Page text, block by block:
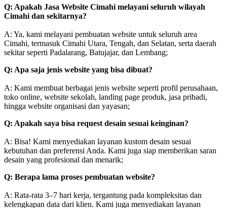
Q: Apakah Jasa Website Cimahi melayani seluruh wilayah
Cimahi dan sekitarnya?
A: Ya, kami melayani pembuatan website untuk seluruh area
Cimahi, termasuk Cimahi Utara, Tengah, dan Selatan, serta daerah
sekitar seperti Padalarang, Batujajar, dan Lembang;
Q: Apa saja jenis website yang bisa dibuat?
A: Kami membuat berbagai jenis website seperti profil perusahaan,
toko online, website sekolah, landing page produk, jasa pribadi,
hingga website organisasi dan yayasan;
Q: Apakah saya bisa request desain sesuai keinginan?
A: Bisa! Kami menyediakan layanan kustom desain sesuai
kebutuhan dan preferensi Anda. Kami juga siap memberikan saran
desain yang profesional dan menarik;
Q: Berapa lama proses pembuatan website?
A: Rata-rata 3–7 hari kerja, tergantung pada kompleksitas dan
kelengkapan data dari klien. Kami juga menyediakan layanan